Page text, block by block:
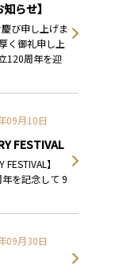
らせ】
び申し上げま
く御礼申し上
120周年を迎
09月10日
FESTIVAL
FESTIVAL】
を記念して 9
09月30日